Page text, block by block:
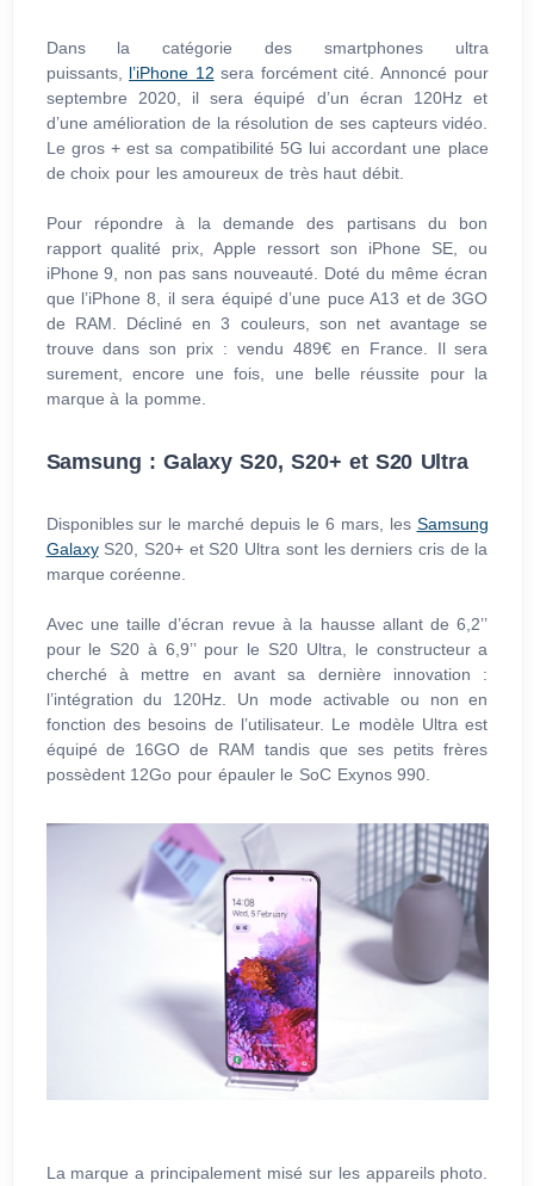
Dans la catégorie des smartphones ultra
puissants, l’iPhone 12 sera forcément cité. Annoncé pour
septembre 2020, il sera équipé d’un écran 120Hz et
d’une amélioration de la résolution de ses capteurs vidéo.
Le gros + est sa compatibilité 5G lui accordant une place
de choix pour les amoureux de très haut débit.
Pour répondre à la demande des partisans du bon
rapport qualité prix, Apple ressort son iPhone SE, ou
iPhone 9, non pas sans nouveauté. Doté du même écran
que l’iPhone 8, il sera équipé d’une puce A13 et de 3GO
de RAM. Décliné en 3 couleurs, son net avantage se
trouve dans son prix : vendu 489€ en France. Il sera
surement, encore une fois, une belle réussite pour la
marque à la pomme.
Samsung : Galaxy S20, S20+ et S20 Ultra
Disponibles sur le marché depuis le 6 mars, les Samsung
GalaxyS20, S20+ et S20 Ultra sont les derniers cris de la
marque coréenne.
Avec une taille d’écran revue à la hausse allant de 6,2’’
pour le S20 à 6,9’’ pour le S20 Ultra, le constructeur a
cherché à mettre en avant sa dernière innovation :
l’intégration du 120Hz. Un mode activable ou non en
fonction des besoins de l’utilisateur. Le modèle Ultra est
équipé de 16GO de RAM tandis que ses petits frères
possèdent 12Go pour épauler le SoC Exynos 990.
La marque a principalement misé sur les appareils photo.